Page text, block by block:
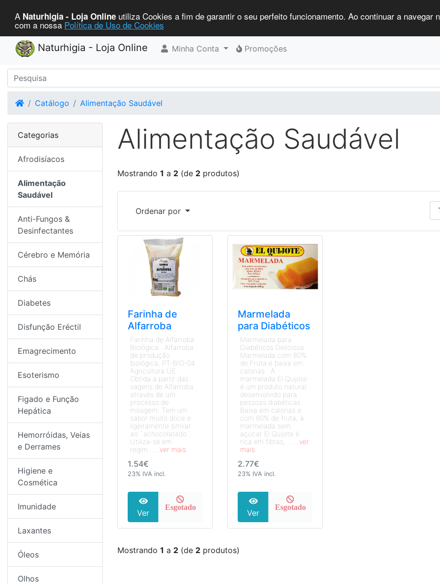
A Naturhigia - Loja Online utiliza Cookies a fim de garantir o seu perfeito funcionamento. Ao continuar a navegar
com a nossa Política de Uso de Cookies
Naturhigia - Loja Online Minha Conta Promoções
HomeCatálogo Alimentação Saudável
Alimentação Saudável
Mostrando 1 a 2 (de 2 produtos)
Ordenar por
Farinha de
Alfarroba
Farinha de Alfarroba
Biológica Alfarroba
de produção
biológica, PT-BIO-04
Agricultura UE.
Obtida a partir das
vagens de Alfarroba
através de um
processo de
moagem. Tem um
sabor muito doce e
ligeiramente similar
ao `achocolatado´.
Utiliza-se em
regim...
...ver mais
1.54€
23% IVA incl.
Ver
Esgotado
Marmelada
para Diabéticos
Marmelada para
Diabéticos Deliciosa
Marmelada com 80%
de Fruta e baixa em
calorias A
marmelada El Quijote
é um produto natural
desenvolvido para
pessoas diabéticas.
Baixa em calorias e
com 80% de fruta, a
marmelada sem
açucar El Quijote é
rica em fibras, ...
...ver
mais
2.77€
23% IVA incl.
Ver
Esgotado
Mostrando 1 a 2 (de 2 produtos)
Categorias
Afrodisíacos
Alimentação
Saudável
Anti-Fungos &
Desinfectantes
Cérebro e Memória
Chás
Diabetes
Disfunção Eréctil
Emagrecimento
Esoterismo
Figado e Função
Hepática
Hemorróidas, Veias
e Derrames
Higiene e
Cosmética
Imunidade
Laxantes
Óleos
Olhos